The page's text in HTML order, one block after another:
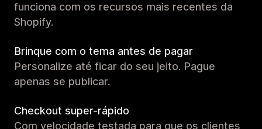
funciona com os recursos mais recentes da
Shopify.
Brinque com o tema antes de pagar
Personalize até ficar do seu jeito. Pague
apenas se publicar.
Checkout super-rápido
Com velocidade testada para que os clientes